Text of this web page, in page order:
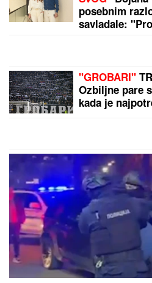
LETI KAKO
odgovor i
NOVAK
SLIKE BIVŠEG